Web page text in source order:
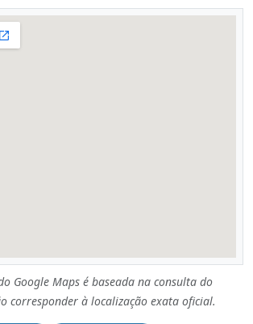
Google Maps é baseada na consulta do
corresponder à localização exata oficial.